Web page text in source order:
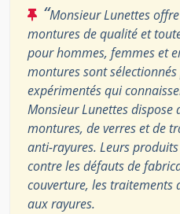
“Monsieur Lunettes
montures de qualité et
pour hommes, femmes et
montures sont
expérimentés qui
Monsieur Lunettes dispose
montures, de verres et de
anti-rayures. Leurs
contre les défauts de
couverture, les traitements
aux rayures.